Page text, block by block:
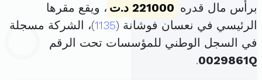
برأس مال قدره 221000 د.ت
، ويقع مقرها
الرئيسي في نعسان فوشانة (1135)، الشركة مسجلة
في السجل الوطني للمؤسسات تحت الرقم
0029861Q
.